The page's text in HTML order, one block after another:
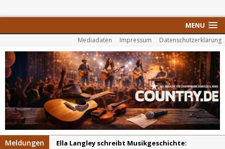
MENU
Mediadaten Impressum Datenschutzerklärung
Meldungen
Ella Langley schreibt Musikgeschichte: